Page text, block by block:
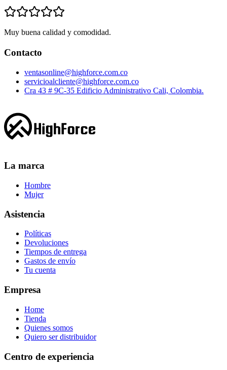
Muy buena calidad y comodidad.
Contacto
ventasonline@highforce.com.co
servicioalcliente@highforce.com.co
Cra 43 # 9C-35 Edificio Administrativo Cali, Colombia.
La marca
Hombre
Mujer
Asistencia
Políticas
Devoluciones
Tiempos de entrega
Gastos de envío
Tu cuenta
Empresa
Home
Tienda
Quienes somos
Quiero ser distribuidor
Centro de experiencia